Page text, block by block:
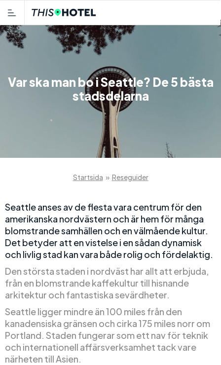
Var ska man bo i Seattle? De 5 bästa
stadsdelarna
Startsida » Reseguider
Seattle anses av de flesta vara centrum för den
amerikanska nordvästern och är hem för många
blomstrande samhällen och en välmående kultur.
Det betyder att en vistelse i en sådan dynamisk
och livlig stad kan vara både rolig och fördelaktig.
Den största staden i nordväst har allt att erbjuda,
från en blomstrande kaffekultur till hisnande
arkitektur och fantastiska sevärdheter.
Seattle ligger mindre än 100 miles från den
kanadensiska gränsen och cirka 175 miles norr om
Portland. Staden fungerar som ett nav för teknik
och internationell affärsverksamhet tack vare
närheten till Asien.